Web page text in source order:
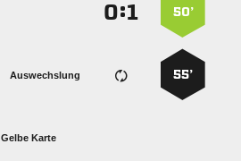
50’
:
55’
Auswechslung
Gelbe Karte